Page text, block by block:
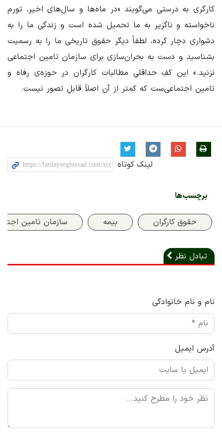
کارگری به درستی می‌گویند «در ماه‌ها و سال‌های اخیر، تورم
ناخواسته و ناگزیر به ما تحمیل شده است و زندگی ما را به
دشواری دچار کرده، لطفاً دیگر حقوق تاریخی ما را به رسمیت
بشناسید و دست به بحران‌سازی برای سازمان تامین اجتماعی
نزنید.» این کفِ حداقلیِ مطالبات کارگران در حوزه‌ی رفاه و
تامین اجتماعی‌ست که کمتر از آن اصلاً قابلِ تصور نیست.
لینک کوتاه
برچسب‌ها
حقوق کارگران بیمه سازمان تامین
تبادل نظر
نام و نام خانوادگی
آدرس ایمیل